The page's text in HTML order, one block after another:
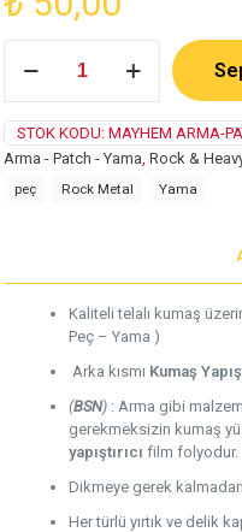
adet
STOK KODU: MAYHEM ARMA-
Arma - Patch - Yama Rock &
peç
Rock Metal Yama
Kaliteli telalı kumaş
Peç – Yama )
Arka kısmı Kumaş
(BSN) : Arma gibi
gerekmeksizin kumaş
yapıştırıcı film folyodur.
Dikmeye gerek
Her türlü yırtık ve delik